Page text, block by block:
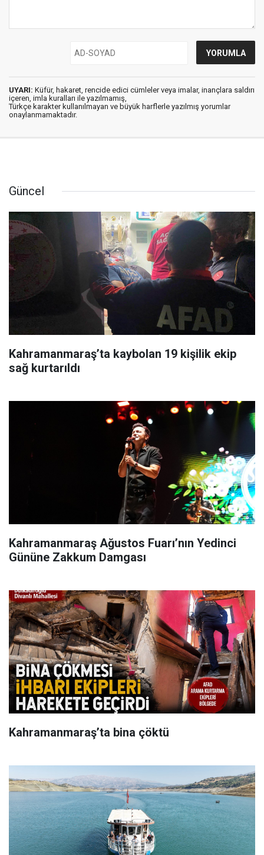
UYARI: Küfür, hakaret, rencide edici cümleler veya imalar, inançlara saldırı
içeren, imla kuralları ile yazılmamış,
Türkçe karakter kullanılmayan ve büyük harflerle yazılmış yorumlar
onaylanmamaktadır.
Güncel
Kahramanmaraş’ta kaybolan 19 kişilik ekip
sağ kurtarıldı
Kahramanmaraş Ağustos Fuarı’nın Yedinci
Gününe Zakkum Damgası
Kahramanmaraş’ta bina çöktü